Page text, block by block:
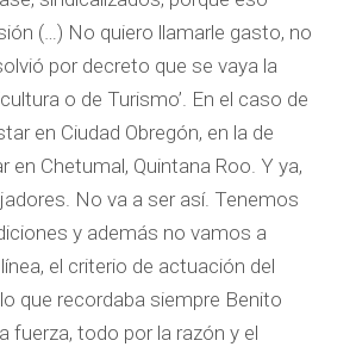
(…) No quiero llamarle gasto, no
por decreto que se vaya la
o de Turismo’. En el caso de
en Ciudad Obregón, en la de
en Chetumal, Quintana Roo. Y ya,
No va a ser así. Tenemos
y además no vamos a
el criterio de actuación del
que recordaba siempre Benito
fuerza, todo por la razón y el